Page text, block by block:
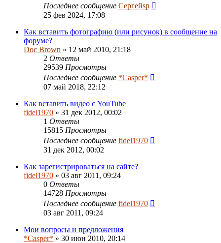
Последнее сообщение Сергейsp
25 фев 2024, 17:08
Как вставить фотографию (или рисунок) в сообщение на
форуме?
Doc Brown » 12 май 2010, 21:18
2 Ответы
29539 Просмотры
Последнее сообщение *Casper*
07 май 2018, 22:12
Как вставить видео с YouTube
fidel1970 » 31 дек 2012, 00:02
1 Ответы
15815 Просмотры
Последнее сообщение fidel1970
31 дек 2012, 00:02
Как зарегистрироваться на сайте?
fidel1970 » 03 авг 2011, 09:24
0 Ответы
14728 Просмотры
Последнее сообщение fidel1970
03 авг 2011, 09:24
Мои вопросы и предложения
*Casper* » 30 июн 2010, 20:14